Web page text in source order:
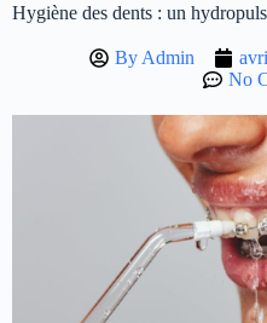
Hygiène des dents : un
ByAdmin
No